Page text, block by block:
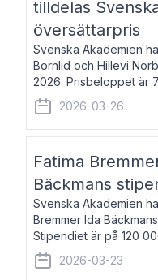
tilldelas
översättarpris
Svenska Akademien
Bornlid och Hillevi
2026. Prisbeloppet är
Bornlid, född 1947, är
främst känd för sina
2026-03-26
Fatima
Bäckmans
Svenska Akademien
Bremmer Ida
Stipendiet är på 120
1977, är journalist och
boken Ligan.
2026-03-23